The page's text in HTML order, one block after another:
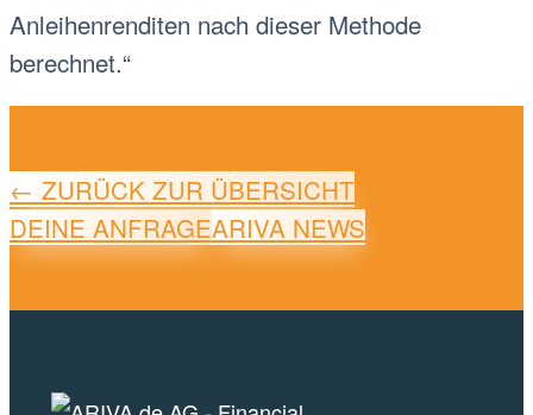
Anleihenrenditen nach dieser Methode
berechnet.“
← ZURÜCK ZUR ÜBERSICHT
DEINE ANFRAGEARIVA NEWS